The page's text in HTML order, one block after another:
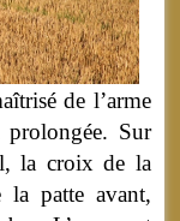
de l’arme
Sur
la croix de la
la patte avant,